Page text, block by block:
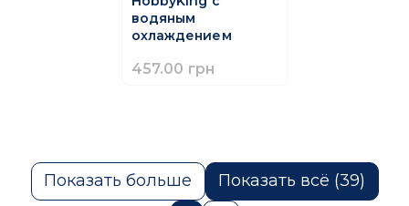
водяным
охлаждением
457.00 грн
Показать больше
Показать всё (39)